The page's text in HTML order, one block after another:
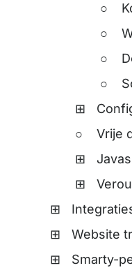
Vrije
Website
Smarty-